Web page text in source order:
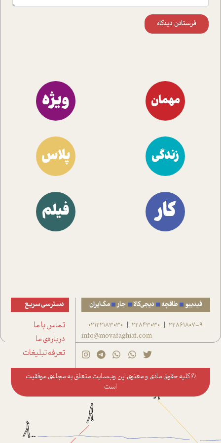
فرستادن دیدگاه
مهمان ویژه
زندگی پلاس
کار فیلم
فیدیبو طاقچه دیجی‌کالا جار مگ‌ایران
22861807-9
|
22843030
|
02122183030
info@movafaghiat.com
دسترسی سریع
تماس با ما
درباره‌ی ما
تعرفه تبلیغات
© کلیه حقوق مادی و معنوی این وب‌سایت متعلق به مجله‌ی موفقیت
است